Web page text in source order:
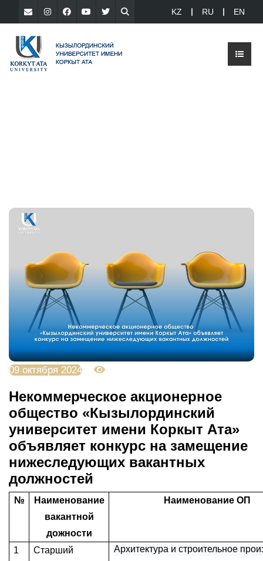
KZ RU EN
09 октября 2024
Некоммерческое акционерное
общество «Кызылординский
университет имени Коркыт Ата»
объявляет конкурс на замещение
нижеследующих вакантных
должностей
№
Наименование
вакантной
дожности
Наименование ОП
1
Старший
Архитектура и строительное